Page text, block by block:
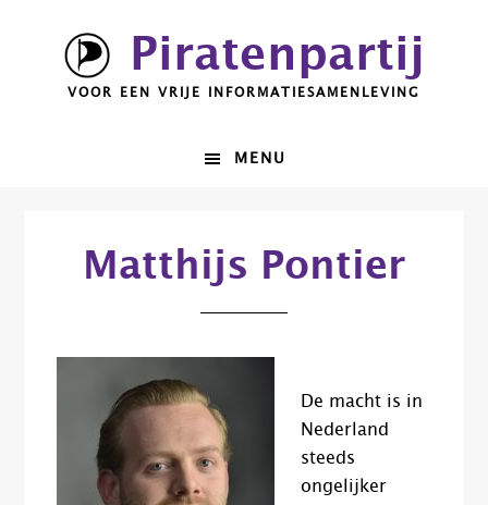
hoofdnavigatie
Piratenpartij
VOOR EEN VRIJE INFORMATIESAMENLEVING
MENU
Matthijs Pontier
De macht is in
Nederland
steeds
ongelijker